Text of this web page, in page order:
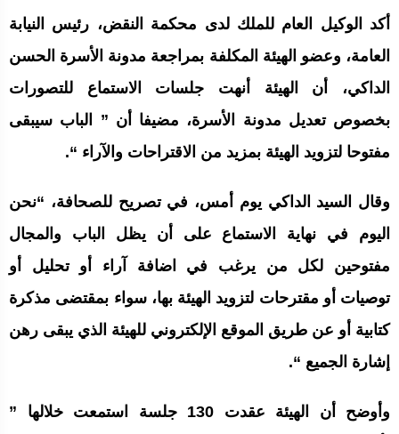
أكد الوكيل العام للملك لدى محكمة النقض، رئيس النيابة
العامة، وعضو الهيئة المكلفة بمراجعة مدونة الأسرة الحسن
الداكي، أن الهيئة أنهت جلسات الاستماع للتصورات
بخصوص تعديل مدونة الأسرة، مضيفا أن ” الباب سيبقى
مفتوحا لتزويد الهيئة بمزيد من الاقتراحات والآراء “.
وقال السيد الداكي يوم أمس، في تصريح للصحافة، “نحن
اليوم في نهاية الاستماع على أن يظل الباب والمجال
مفتوحين لكل من يرغب في اضافة آراء أو تحليل أو
توصيات أو مقترحات لتزويد الهيئة بها، سواء بمقتضى مذكرة
كتابية أو عن طريق الموقع الإلكتروني للهيئة الذي يبقى رهن
إشارة الجميع “.
وأوضح أن الهيئة عقدت 130 جلسة استمعت خلالها ”